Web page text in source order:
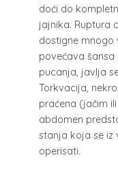
doći do
jajnika. Ruptura
dostigne mnogo
povećava
pucanja, javlja
Torkvacija,
praćena (jačim
abdomen
stanja koja se iz
operisati.